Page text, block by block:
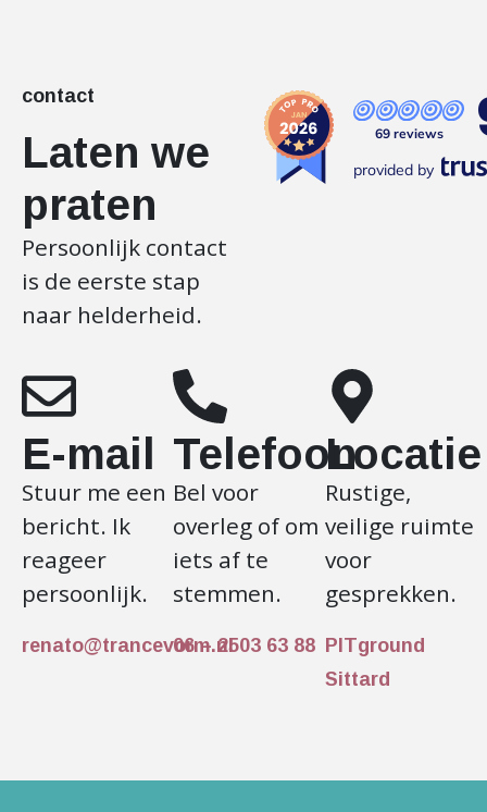
contact
Laten we
praten
Persoonlijk contact
is de eerste stap
naar helderheid.
69 reviews
provided by
E-mail
Stuur me een
bericht. Ik
reageer
persoonlijk.
renato@trancevorm.nl
Telefoon
Bel voor
overleg of om
iets af te
stemmen.
06 – 2503 63 88
Locatie
Rustige,
veilige ruimte
voor
gesprekken.
PITground
Sittard